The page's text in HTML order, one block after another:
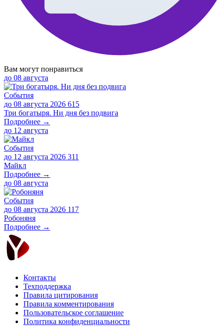
Вам могут понравиться
до 08 августа
События
до 08 августа 2026 615
Три богатыря. Ни дня без подвига
Подробнее →
до 12 августа
События
до 12 августа 2026 311
Майкл
Подробнее →
до 08 августа
События
до 08 августа 2026 117
Робоняня
Подробнее →
Контакты
Техподдержка
Правила цитирования
Правила комментирования
Пользовательское соглашение
Политика конфиденциальности